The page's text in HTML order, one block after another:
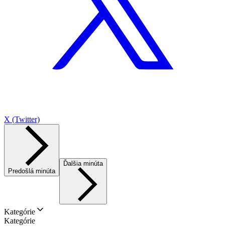
X (Twitter)
Predošlá minúta
Ďalšia minúta
Kategórie
Kategórie